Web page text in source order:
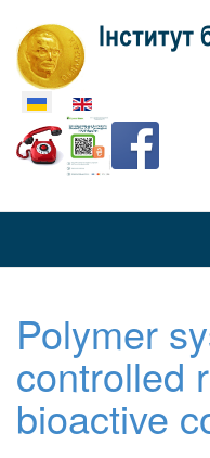
Оберіть свою мову
Polymer
controlled
bioactive